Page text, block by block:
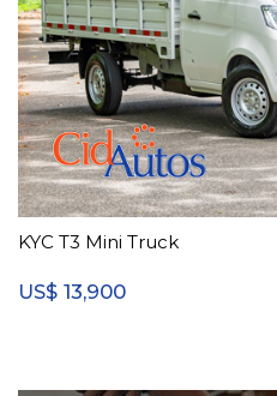
KYC T3 Mini Truck
US$ 13,900